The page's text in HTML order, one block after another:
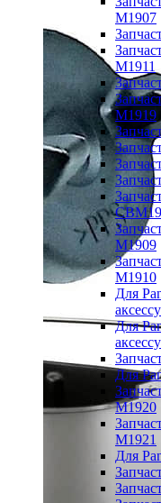
M1907
M1911
M1919
M1909
M1910
Для
Для
Для
M1920
M1921
Для